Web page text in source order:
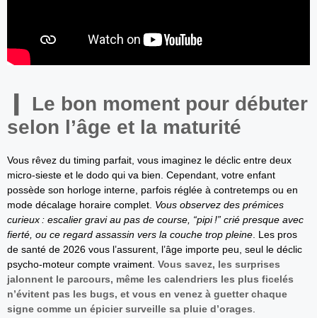
Le bon moment pour débuter
selon l’âge et la maturité
Vous rêvez du timing parfait, vous imaginez le déclic entre deux
micro-sieste et le dodo qui va bien. Cependant, votre enfant
possède son horloge interne, parfois réglée à contretemps ou en
mode décalage horaire complet. Vous observez des prémices
curieux : escalier gravi au pas de course, “pipi !” crié presque avec
fierté, ou ce regard assassin vers la couche trop pleine . Les pros
de santé de 2026 vous l’assurent, l’âge importe peu, seul le déclic
psycho-moteur compte vraiment. Vous savez, les surprises
jalonnent le parcours, même les calendriers les plus ficelés
n’évitent pas les bugs, et vous en venez à guetter chaque
signe comme un épicier surveille sa pluie d’orages